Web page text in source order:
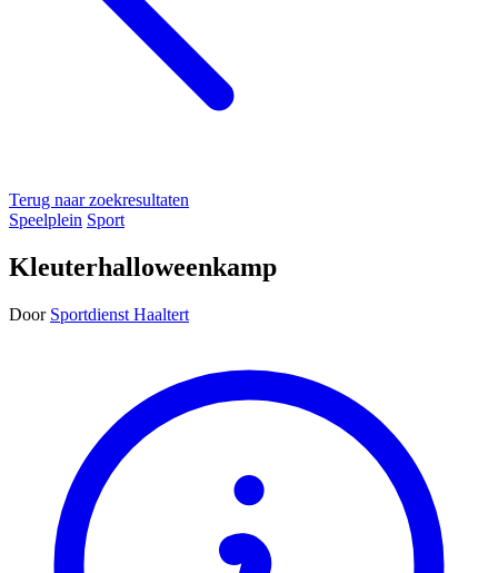
Terug naar zoekresultaten
Speelplein Sport
Kleuterhalloweenkamp
Door Sportdienst Haaltert